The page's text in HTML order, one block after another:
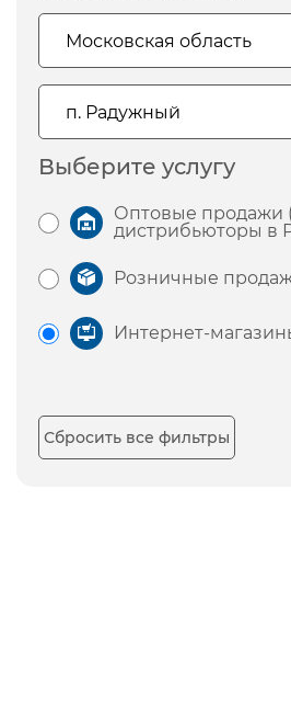
Выберите услугу
Оптовые продажи
дистрибьюторы в
Розничные
Интернет-
Сбросить все фильтры